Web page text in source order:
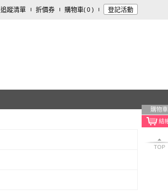
追蹤清單 折價券 購物車( 0 ) 登記活動
購物車
TOP